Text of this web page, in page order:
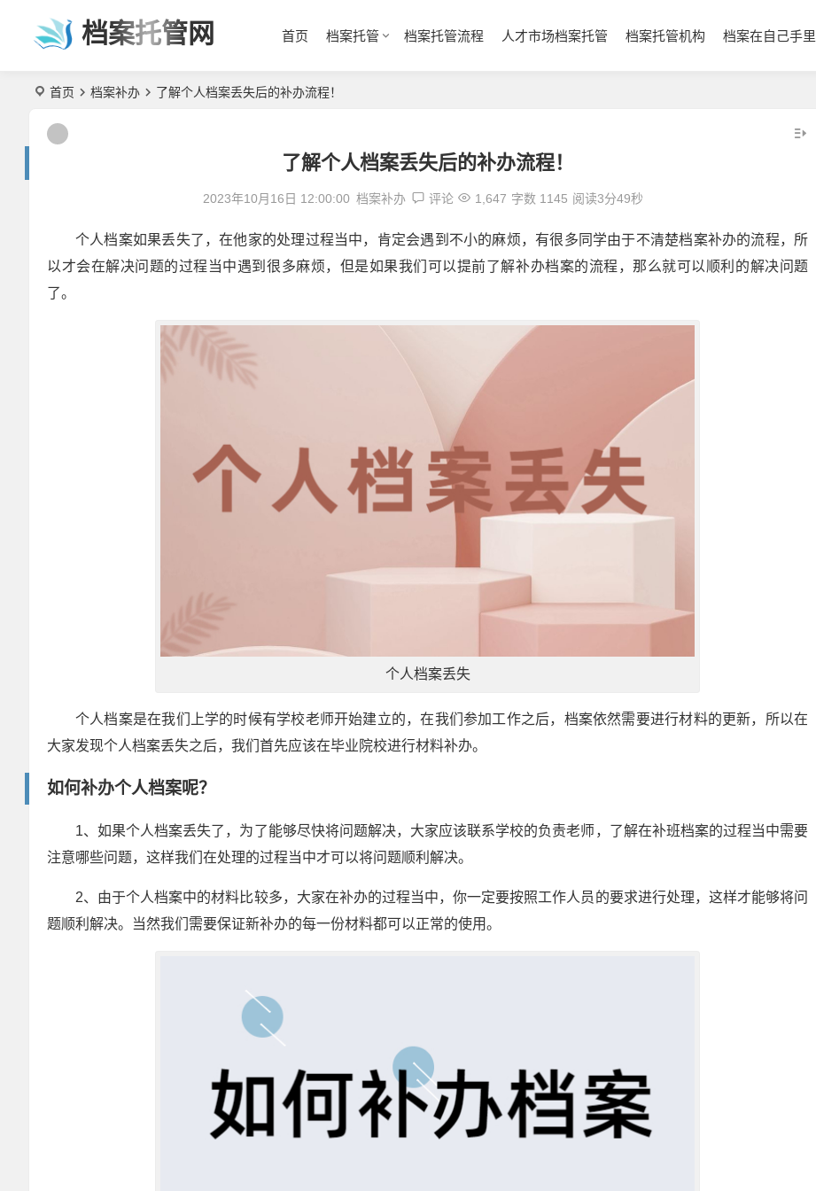
档案托管网 首页 档案托管 档案托管流程 人才市场档案托管 档案托管机构 档案在自己手里
首页 档案补办 了解个人档案丢失后的补办流程！
了解个人档案丢失后的补办流程！
2023年10月16日 12:00:00 档案补办 评论 1,647 字数 1145 阅读3分49秒
个人档案如果丢失了，在他家的处理过程当中，肯定会遇到不小的麻烦，有很多同学由于不清楚档案补办的流程，所
以才会在解决问题的过程当中遇到很多麻烦，但是如果我们可以提前了解补办档案的流程，那么就可以顺利的解决问题
了。
个人档案丢失
个人档案是在我们上学的时候有学校老师开始建立的，在我们参加工作之后，档案依然需要进行材料的更新，所以在
大家发现个人档案丢失之后，我们首先应该在毕业院校进行材料补办。
如何补办个人档案呢？
1、如果个人档案丢失了，为了能够尽快将问题解决，大家应该联系学校的负责老师，了解在补班档案的过程当中需要
注意哪些问题，这样我们在处理的过程当中才可以将问题顺利解决。
2、由于个人档案中的材料比较多，大家在补办的过程当中，你一定要按照工作人员的要求进行处理，这样才能够将问
题顺利解决。当然我们需要保证新补办的每一份材料都可以正常的使用。